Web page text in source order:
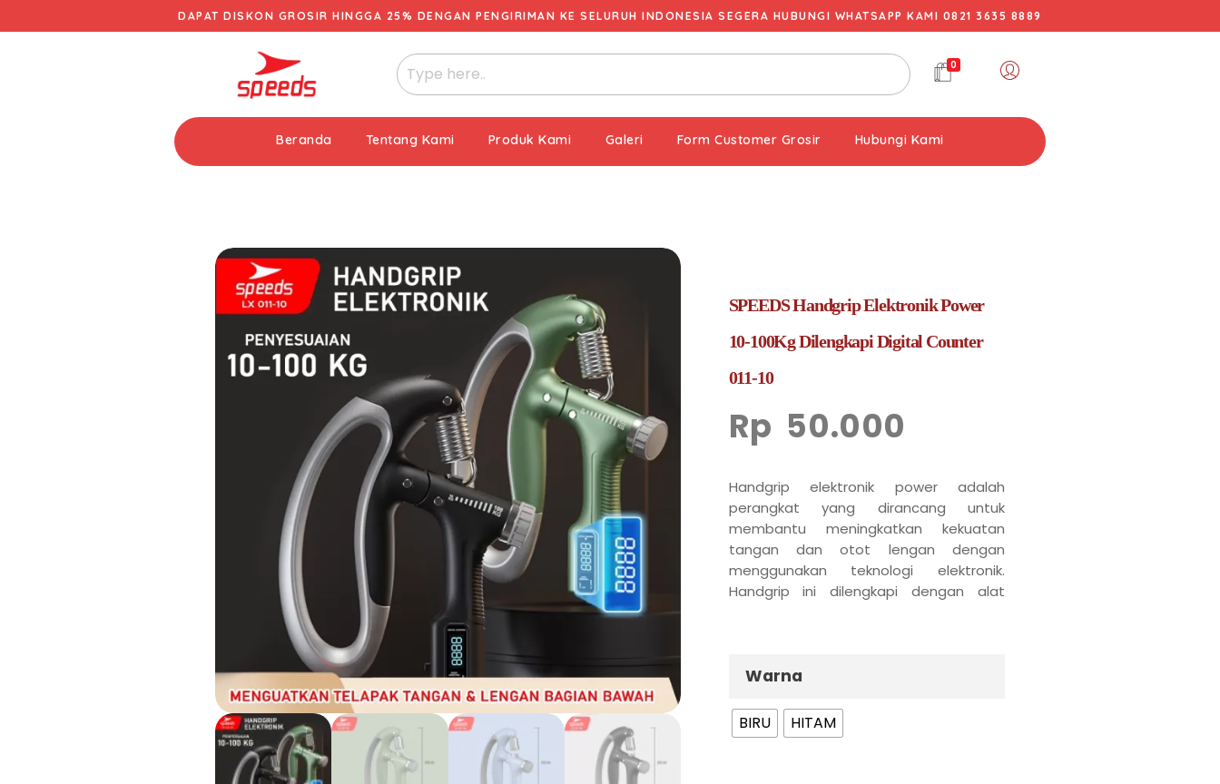
DAPAT DISKON GROSIR HINGGA 25% DENGAN PENGIRIMAN KE SELURUH INDONESIA SEGERA HUBUNGI WHATSAPP KAMI 0821 3635 8889
0
Beranda Tentang Kami Produk Kami Galeri Form Customer Grosir Hubungi Kami
SPEEDS Handgrip Elektronik Power
10-100Kg Dilengkapi Digital Counter
011-10
Rp 50.000
Handgrip elektronik power adalah
perangkat yang dirancang untuk
membantu meningkatkan kekuatan
tangan dan otot lengan dengan
menggunakan teknologi elektronik.
Handgrip ini dilengkapi dengan alat
Warna
BIRU HITAM